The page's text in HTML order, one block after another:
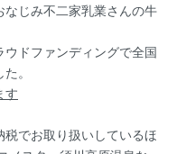
じみ不二家乳業さんの牛
ドファンディングで全国
。
す
でお取り扱いしているほ